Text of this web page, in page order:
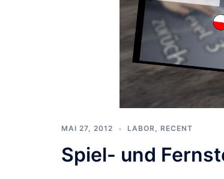
MAI 27, 2012 LABOR, RECENT
Spiel- und